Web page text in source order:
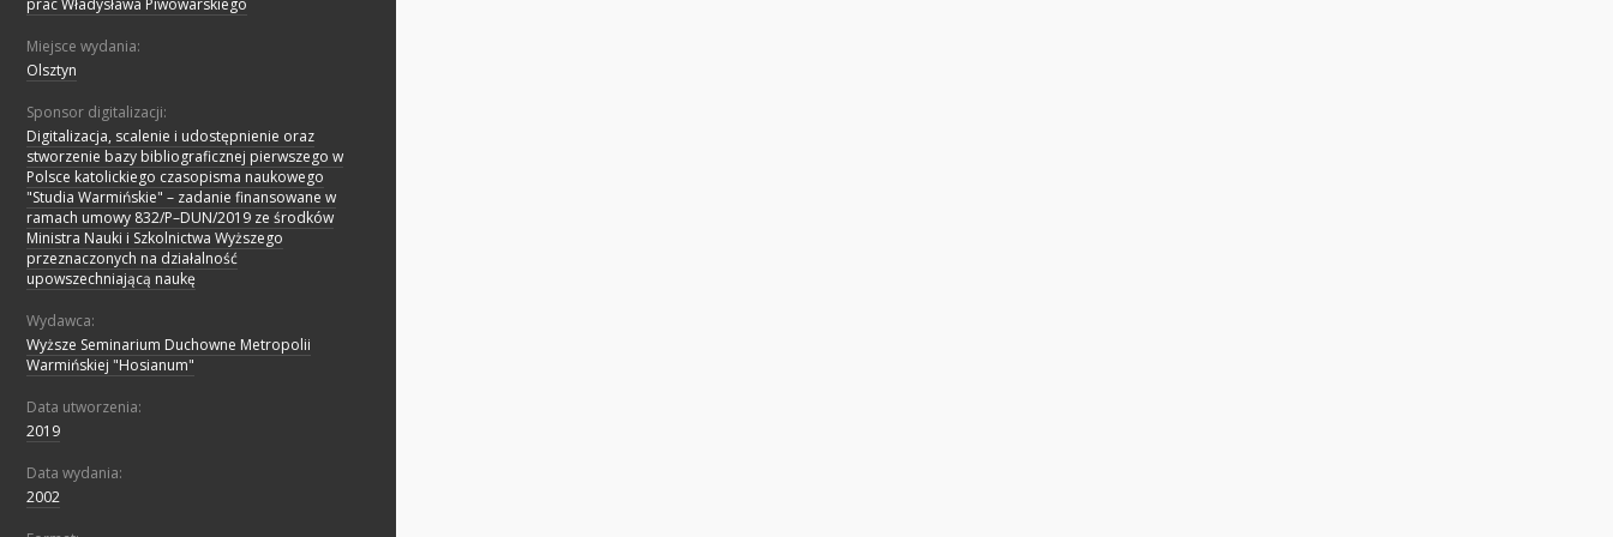
prac Władysława Piwowarskiego
Miejsce wydania:
Olsztyn
Sponsor digitalizacji:
Digitalizacja, scalenie i udostępnienie oraz
stworzenie bazy bibliograficznej pierwszego w
Polsce katolickiego czasopisma naukowego
"Studia Warmińskie" – zadanie finansowane w
ramach umowy 832/P–DUN/2019 ze środków
Ministra Nauki i Szkolnictwa Wyższego
przeznaczonych na działalność
upowszechniającą naukę
Wydawca:
Wyższe Seminarium Duchowne Metropolii
Warmińskiej "Hosianum"
Data utworzenia:
2019
Data wydania:
2002